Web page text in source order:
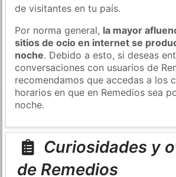
de visitantes en tu país.
Por norma general, la mayor
sitios de ocio en internet se
noche. Debido a esto, si deseas
conversaciones con usuarios de
recomendamos que accedas a los
horarios en que en Remedios sea
noche.
Curiosidades y
de Remedios